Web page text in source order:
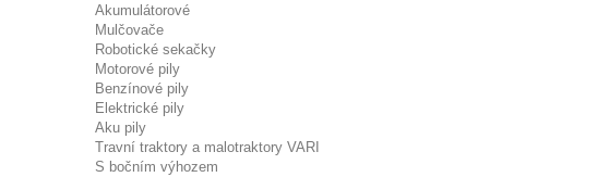
Akumulátorové
Mulčovače
Robotické sekačky
Motorové pily
Benzínové pily
Elektrické pily
Aku pily
Travní traktory a malotraktory VARI
S bočním výhozem